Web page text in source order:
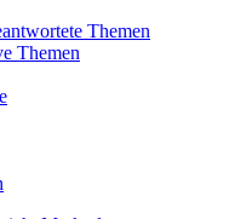
Themen
Themen